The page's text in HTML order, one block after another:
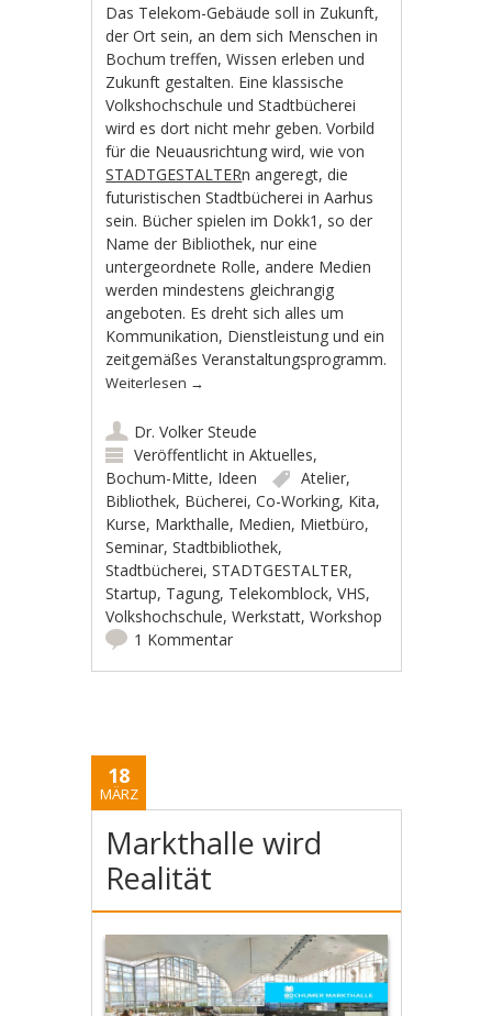
Das Telekom-Gebäude soll in Zukunft,
der Ort sein, an dem sich Menschen in
Bochum treffen, Wissen erleben und
Zukunft gestalten. Eine klassische
Volkshochschule und Stadtbücherei
wird es dort nicht mehr geben. Vorbild
für die Neuausrichtung wird, wie von
STADTGESTALTERn angeregt, die
futuristischen Stadtbücherei in Aarhus
sein. Bücher spielen im Dokk1, so der
Name der Bibliothek, nur eine
untergeordnete Rolle, andere Medien
werden mindestens gleichrangig
angeboten. Es dreht sich alles um
Kommunikation, Dienstleistung und ein
zeitgemäßes Veranstaltungsprogramm.
Weiterlesen →
Dr. Volker Steude
Veröffentlicht inAktuelles,
Bochum-Mitte, Ideen Atelier,
Bibliothek, Bücherei,Co-Working, Kita,
Kurse, Markthalle, Medien, Mietbüro,
Seminar,Stadtbibliothek,
Stadtbücherei,STADTGESTALTER,
Startup, Tagung, Telekomblock,VHS,
Volkshochschule,Werkstatt,Workshop
1 Kommentar
18
MÄRZ
Markthalle wird
Realität